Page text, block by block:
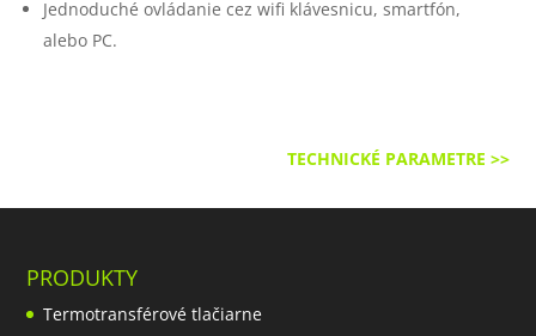
Jednoduché ovládanie cez wifi klávesnicu, smartfón,
alebo PC.
TECHNICKÉ PARAMETRE >>
PRODUKTY
Termotransférové tlačiarne